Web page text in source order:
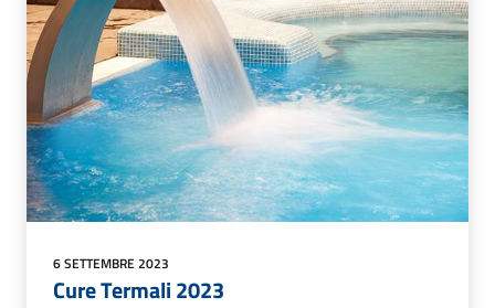
6 SETTEMBRE 2023
Cure Termali 2023